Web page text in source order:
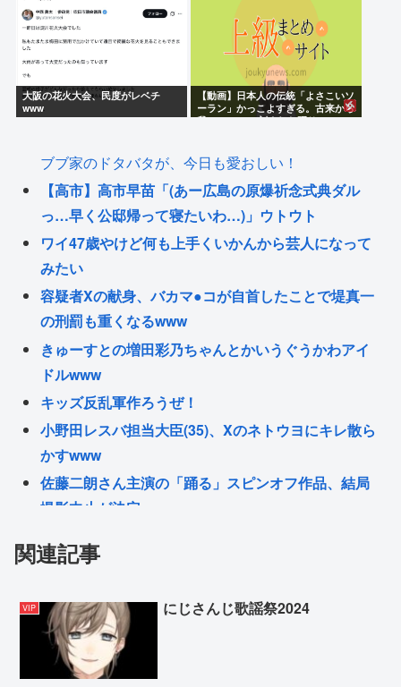
大阪の花火大会、民度がレベチ
www
【動画】日本人の伝統「よさこいソ
ーラン」かっこよすぎる。古来から
我々のDNAに刻まれた踊り
ブブ家のドタバタが、今日も愛おしい！
【高市】高市早苗「(あー広島の原爆祈念式典ダル
っ…早く公邸帰って寝たいわ…)」ウトウト
ワイ47歳やけど何も上手くいかんから芸人になって
みたい
容疑者Xの献身、バカマ●コが自首したことで堤真一
の刑罰も重くなるwww
きゅーすとの増田彩乃ちゃんとかいうぐうかわアイ
ドルwww
キッズ反乱軍作ろうぜ！
小野田レスバ担当大臣(35)、Xのネトウヨにキレ散ら
かすwww
佐藤二朗さん主演の「踊る」スピンオフ作品、結局
撮影中止が決定www
「まさかテレビにまで迷い込んでしまうとは」
院選から排除
ホロライブの音ゲー、普通にクオリティが低くてガ
チ勢から批判殺到www
関連記事
VIP にじさんじ歌謡祭2024